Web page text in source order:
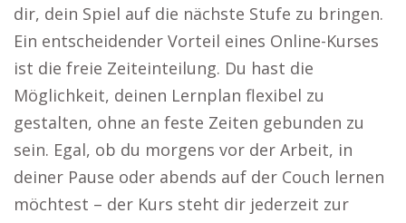
dir, dein Spiel auf die nächste Stufe zu bringen.
Ein entscheidender Vorteil eines Online-Kurses
ist die freie Zeiteinteilung. Du hast die
Möglichkeit, deinen Lernplan flexibel zu
gestalten, ohne an feste Zeiten gebunden zu
sein. Egal, ob du morgens vor der Arbeit, in
deiner Pause oder abends auf der Couch lernen
möchtest – der Kurs steht dir jederzeit zur